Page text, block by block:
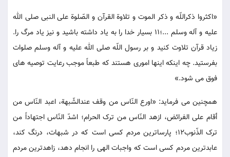
«اکثروا ذکراللّه و ذکر الموت و تلاوة القرآن و الصّلوة علی النبی صلی الله
علیه و آله وسلم ...؛11 بسیار خدا را به یاد داشته باشید و نیز یاد مرگ را.
زیاد قرآن تلاوت کنید و بر رسول اللّه صلی الله علیه و آله وسلم صلوات
بفرستید. چه اینکه اینها اموری هستند که طبعاً موجب رعایت توصیه های
فوق می شود.»
همچنین می فرماید: «اورع النّاس من وقف عندالشّبهة، اعبد النّاس من
أقام علی الفرائض، ازهد النّاس من ترک الحرام؛ اشدّ النّاس اجتهاداً من
ترک الذّنوب12؛ پارساترین مردم کسی است که در شبهات، درنگ کند،
عابدترین مردم کسی است که واجبات الهی را انجام دهد، زاهدترین مردم